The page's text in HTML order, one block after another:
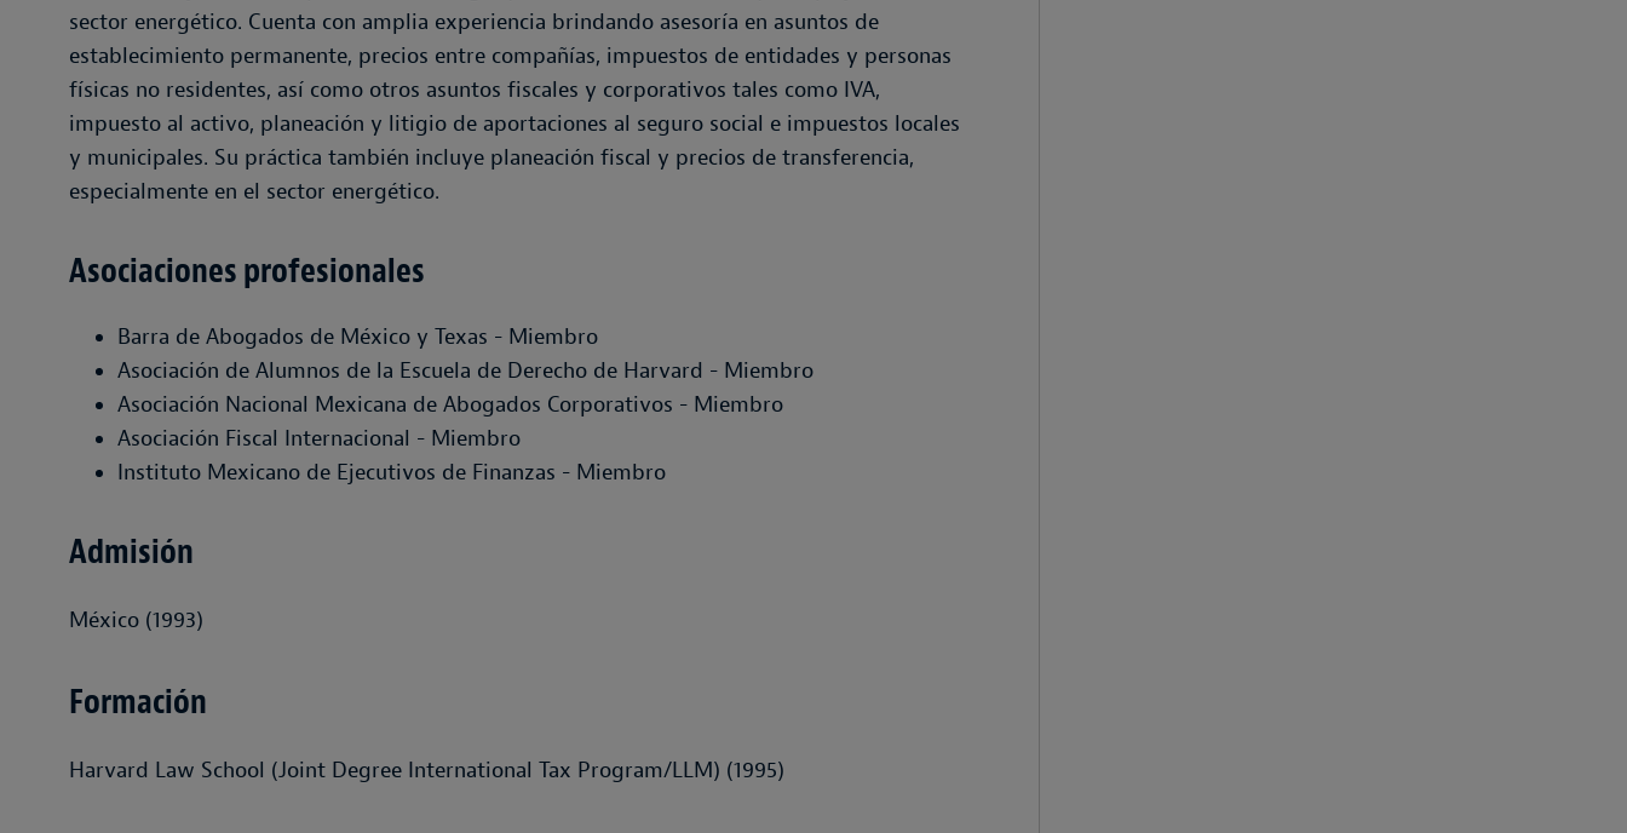
sector energético. Cuenta con amplia experiencia brindando asesoría en asuntos de
establecimiento permanente, precios entre compañías, impuestos de entidades y personas
físicas no residentes, así como otros asuntos fiscales y corporativos tales como IVA,
impuesto al activo, planeación y litigio de aportaciones al seguro social e impuestos locales
y municipales. Su práctica también incluye planeación fiscal y precios de transferencia,
especialmente en el sector energético.
Asociaciones profesionales
Barra de Abogados de México y Texas - Miembro
Asociación de Alumnos de la Escuela de Derecho de Harvard - Miembro
Asociación Nacional Mexicana de Abogados Corporativos - Miembro
Asociación Fiscal Internacional - Miembro
Instituto Mexicano de Ejecutivos de Finanzas - Miembro
Admisión
México (1993)
Formación
Harvard Law School (Joint Degree International Tax Program/LLM) (1995)